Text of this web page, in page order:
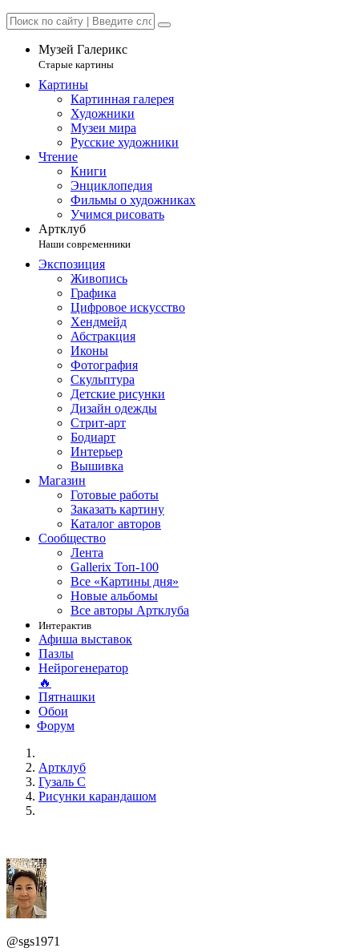
Музей Галерикс
Старые картины
Картины
Картинная галерея
Художники
Музеи мира
Русские художники
Чтение
Книги
Энциклопедия
Фильмы о художниках
Учимся рисовать
Артклуб
Наши современники
Экспозиция
Живопись
Графика
Цифровое искусство
Хендмейд
Абстракция
Иконы
Фотография
Скульптура
Детские рисунки
Дизайн одежды
Стрит-арт
Бодиарт
Интерьер
Вышивка
Магазин
Готовые работы
Заказать картину
Каталог авторов
Сообщество
Лента
Gallerix Топ-100
Все «Картины дня»
Новые альбомы
Все авторы Артклуба
Интерактив
Афиша выставок
Пазлы
Нейрогенератор
🔥
Пятнашки
Обои
Форум
Артклуб
Гузаль С
Рисунки карандашом
@sgs1971